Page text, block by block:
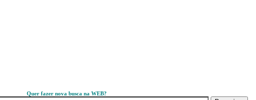
Quer fazer nova busca na WEB?